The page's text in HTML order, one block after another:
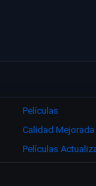
Películas
Calidad Mejorada
Películas